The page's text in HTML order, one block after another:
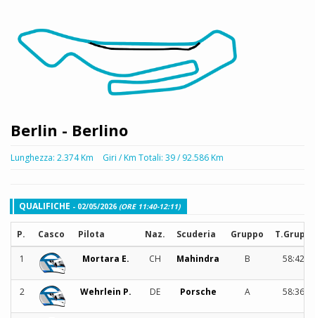
Berlin - Berlino
Lunghezza: 2.374 Km Giri / Km Totali: 39 / 92.586 Km
QUALIFICHE - 02/05/2026 (ORE 11:40-12:11)
P. Casco Pilota Naz. Scuderia Gruppo
1 Mortara E. CH Mahindra B 58:420
2 Wehrlein P. DE Porsche A 58:369